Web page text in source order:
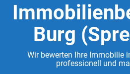
Burg
Wir bewerten Ihre Immobilie
professionell und